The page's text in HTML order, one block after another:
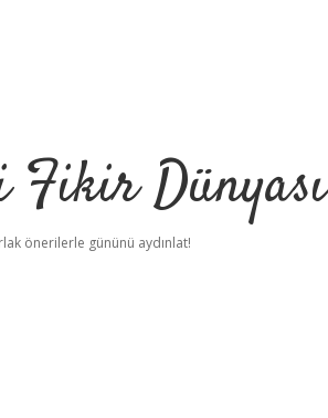
Fikir Dünyası
önerilerle gününü aydınlat!